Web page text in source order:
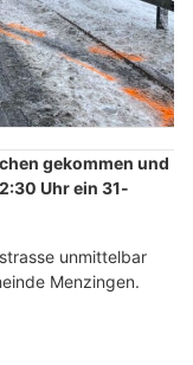
gekommen und
Uhr ein 31-
unmittelbar
Menzingen.